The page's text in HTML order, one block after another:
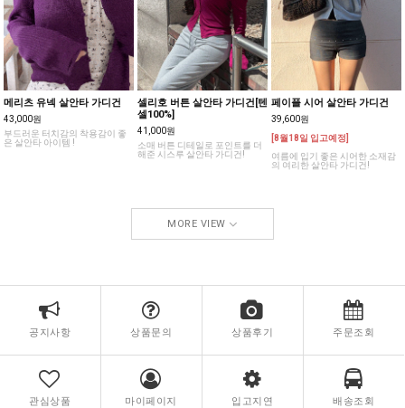
메리츠 유넥 살안타 가디건
43,000원
부드러운 터치감의 착용감이 좋
은 살안타 아이템 !
셀리호 버튼 살안타 가디건[텐
셀100%]
41,000원
소매 버튼 디테일로 포인트를 더
해준 시스루 살안타 가디건!
페이플 시어 살안타 가디건
39,600원
[8월18일 입고예정]
여름에 입기 좋은 시어한 소재감
의 여리한 살안타 가디건!
MORE VIEW
공지사항 상품문의 상품후기 주문조회
관심상품 마이페이지 입고지연 배송조회